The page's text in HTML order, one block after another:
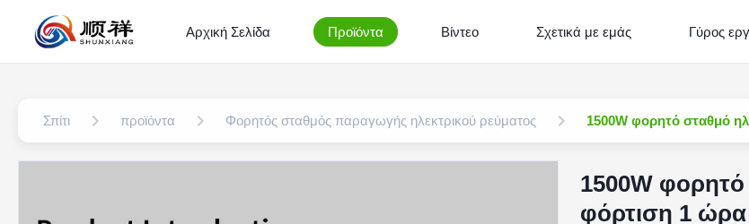
Αρχική Σελίδα Προϊόντα Βίντεο Σχετικά με εμάς Γύρος
Σπίτι προϊόντα Φορητός σταθμός παραγωγής ηλεκτρικού ρεύματος 1500W φορητό σταθμό
1500W φορητό
φόρτιση 1